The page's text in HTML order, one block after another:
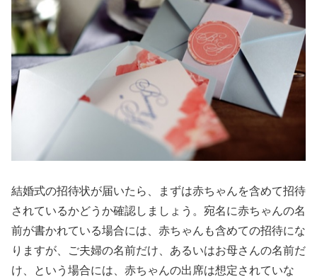
結婚式の招待状が届いたら、まずは赤ちゃんを含めて招待
されているかどうか確認しましょう。宛名に赤ちゃんの名
前が書かれている場合には、赤ちゃんも含めての招待にな
りますが、ご夫婦の名前だけ、あるいはお母さんの名前だ
け、という場合には、赤ちゃんの出席は想定されていな